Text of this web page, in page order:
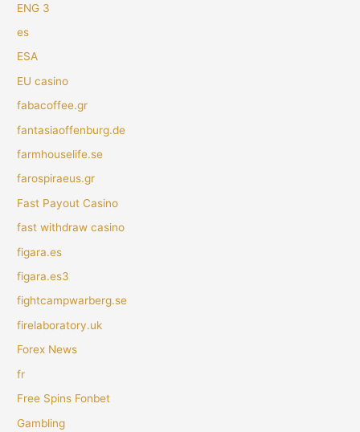
ENG 3
es
ESA
EU casino
fabacoffee.gr
fantasiaoffenburg.de
farmhouselife.se
farospiraeus.gr
Fast Payout Casino
fast withdraw casino
figara.es
figara.es3
fightcampwarberg.se
firelaboratory.uk
Forex News
fr
Free Spins Fonbet
Gambling